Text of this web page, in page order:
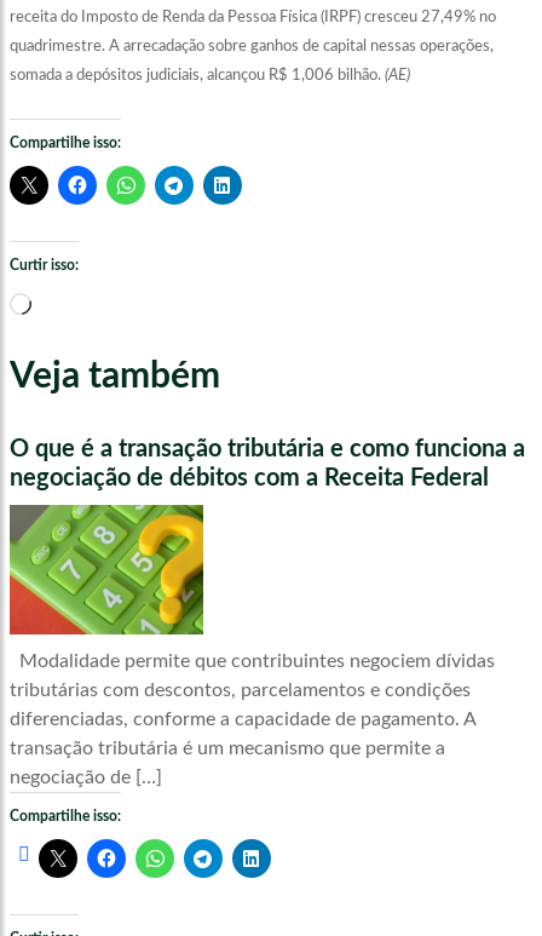
receita do Imposto de Renda da Pessoa Física (IRPF) cresceu 27,49% no
quadrimestre. A arrecadação sobre ganhos de capital nessas operações,
somada a depósitos judiciais, alcançou R$ 1,006 bilhão. (AE)
Compartilhe isso:
Curtir isso:
Carregando...
Veja também
O que é a transação tributária e como funciona a
negociação de débitos com a Receita Federal
Modalidade permite que contribuintes negociem dívidas
tributárias com descontos, parcelamentos e condições
diferenciadas, conforme a capacidade de pagamento. A
transação tributária é um mecanismo que permite a
negociação de […]
Compartilhe isso: